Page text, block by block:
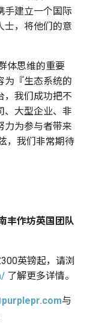
手建立一个国际
士，将他们的意
体思维的重要
为『生态系统的
，我们成功把不
、大型企业、非
力为参与者带来
，我们非常期待
丰作坊英国团队
英镑起，请浏
了解更多详情。
与